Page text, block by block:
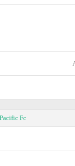
Pacific Fc